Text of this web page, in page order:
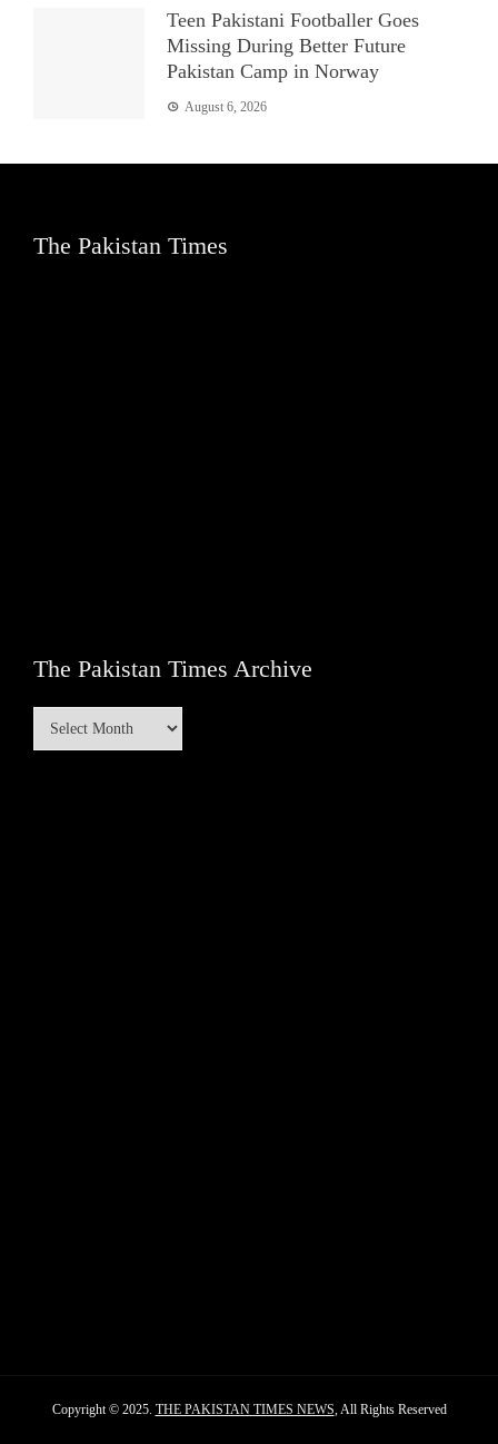
Teen Pakistani Footballer Goes
Missing During Better Future
Pakistan Camp in Norway
August 6, 2026
The Pakistan Times
The Pakistan Times Archive
The
Pakistan
Copyright © 2025. THE PAKISTAN TIMES NEWS , All Rights Reserved